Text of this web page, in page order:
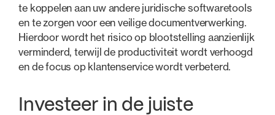
te koppelen aan uw andere juridische softwaretools
en te zorgen voor een veilige documentverwerking.
Hierdoor wordt het risico op blootstelling aanzienlijk
verminderd, terwijl de productiviteit wordt verhoogd
en de focus op klantenservice wordt verbeterd.
Investeer in de juiste